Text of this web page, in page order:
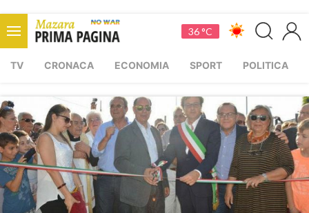
36 °C
TV CRONACA ECONOMIA SPORT POLITICA